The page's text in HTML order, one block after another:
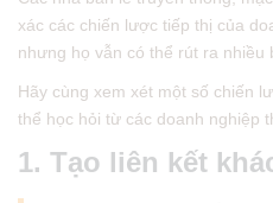
xác các chiến lược tiếp thị của
nhưng họ vẫn có thể rút ra nhiều
Hãy cùng xem xét một số chiến
thể học hỏi từ các doanh nghiệp
1. Tạo liên kết